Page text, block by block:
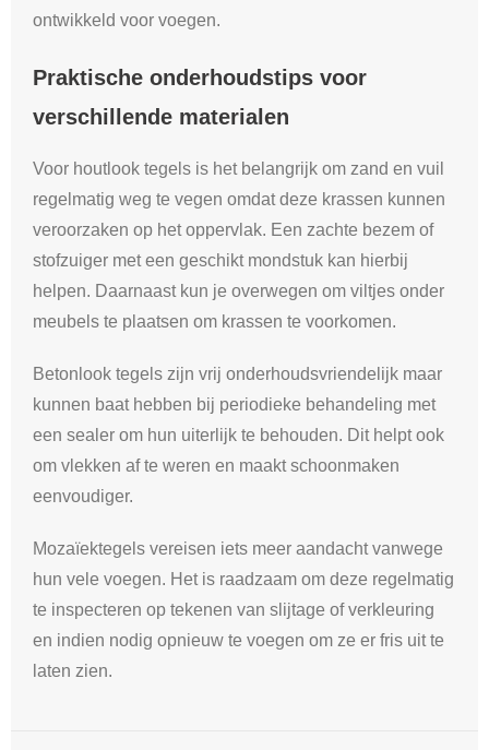
ontwikkeld voor voegen.
Praktische onderhoudstips voor
verschillende materialen
Voor houtlook tegels is het belangrijk om zand en vuil
regelmatig weg te vegen omdat deze krassen kunnen
veroorzaken op het oppervlak. Een zachte bezem of
stofzuiger met een geschikt mondstuk kan hierbij
helpen. Daarnaast kun je overwegen om viltjes onder
meubels te plaatsen om krassen te voorkomen.
Betonlook tegels zijn vrij onderhoudsvriendelijk maar
kunnen baat hebben bij periodieke behandeling met
een sealer om hun uiterlijk te behouden. Dit helpt ook
om vlekken af ​​te weren en maakt schoonmaken
eenvoudiger.
Mozaïektegels vereisen iets meer aandacht vanwege
hun vele voegen. Het is raadzaam om deze regelmatig
te inspecteren op tekenen van slijtage of verkleuring
en indien nodig opnieuw te voegen om ze er fris uit te
laten zien.